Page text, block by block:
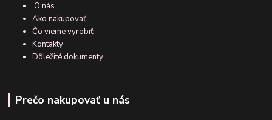
O nás
Ako nakupovať
Čo vieme vyrobiť
Kontakty
Dôležité dokumenty
Prečo nakupovať u nás